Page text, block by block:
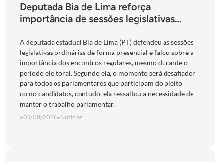
Deputada Bia de Lima reforça
importância de sessões legislativas
“obrigação com o povo de Goiás”
A deputada estadual Bia de Lima (PT) defendeu as sessões
legislativas ordinárias de forma presencial e falou sobre a
importância dos encontros regulares, mesmo durante o
período eleitoral. Segundo ela, o momento será desafiador
para todos os parlamentares que participam do pleito
como candidatos, contudo, ela ressaltou a necessidade de
manter o trabalho parlamentar.
•05/08/2026•Notícias